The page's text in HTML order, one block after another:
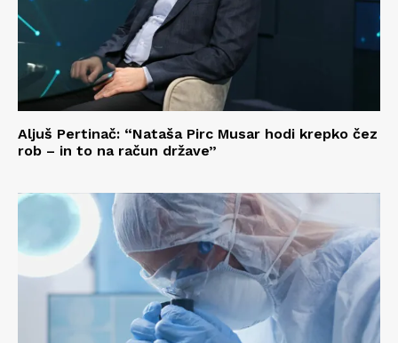
Aljuš Pertinač: “Nataša Pirc Musar hodi krepko čez
rob – in to na račun države”